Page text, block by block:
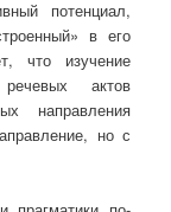
потенциал,
в его
что изучение
актов
направления
но с